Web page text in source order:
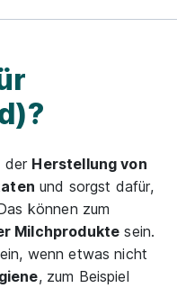
der Herstellung von
und sorgst dafür,
können zum
Milchprodukte sein.
wenn etwas nicht
, zum Beispiel